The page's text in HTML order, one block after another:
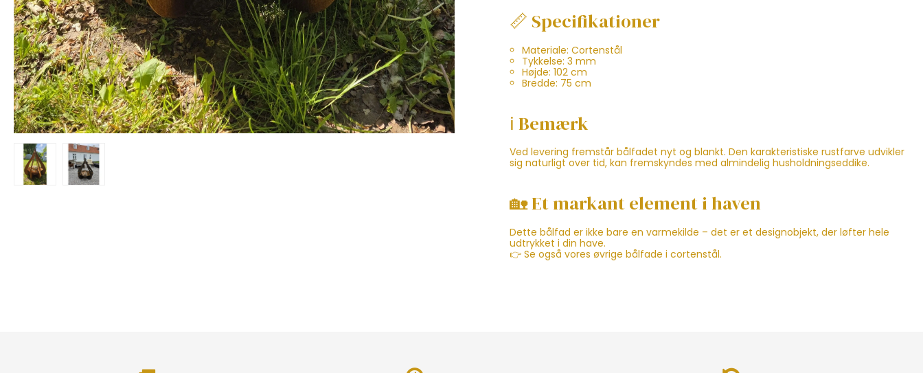
📏 Specifikationer
Materiale: Cortenstål
Tykkelse: 3 mm
Højde: 102 cm
Bredde: 75 cm
ℹ️ Bemærk
Ved levering fremstår bålfadet nyt og blankt. Den karakteristiske rustfarve udvikler
sig naturligt over tid, kan fremskyndes med almindelig husholdningseddike.
🏡 Et markant element i haven
Dette bålfad er ikke bare en varmekilde – det er et designobjekt, der løfter hele
udtrykket i din have.
👉 Se også vores øvrige bålfade i cortenstål.